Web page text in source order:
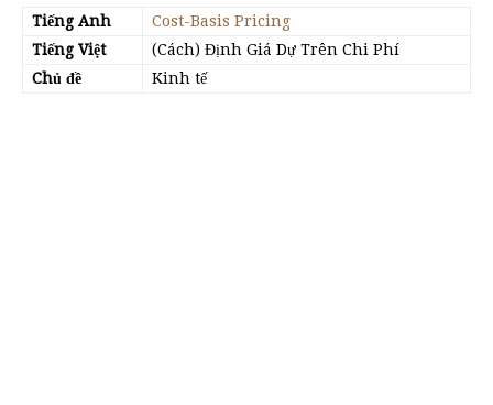
Tiếng Anh
Cost-Basis Pricing
Tiếng Việt
(Cách) Định Giá Dự Trên Chi Phí
Chủ đề
Kinh tế